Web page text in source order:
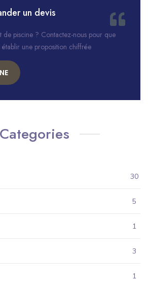
un devis
de piscine ? Contactez-nous pour que
établir une proposition chiffrée
Categories
30
5
1
3
1